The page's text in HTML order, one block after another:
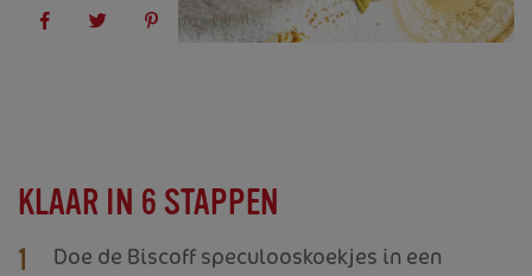
KLAAR IN 6 STAPPEN
1 Doe de Biscoff speculooskoekjes in een